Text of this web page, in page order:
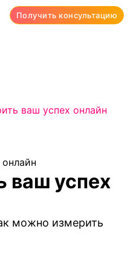
Получить консультацию
ваш успех онлайн
ваш успех
можно измерить